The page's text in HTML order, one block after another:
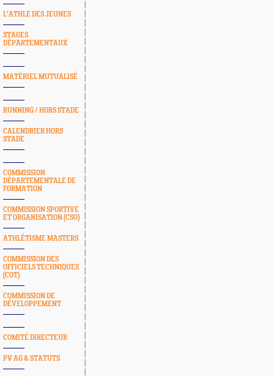
L'ATHLE DES JEUNES
STAGES
DÉPARTEMENTAUX
MATÉRIEL MUTUALISÉ
RUNNING / HORS STADE
CALENDRIER HORS
STADE
COMMISSION
DÉPARTEMENTALE DE
FORMATION
COMMISSION SPORTIVE
ET ORGANISATION (CSO)
ATHLÉTISME MASTERS
COMMISSION DES
OFFICIELS TECHNIQUES
(COT)
COMMISSION DE
DÉVELOPPEMENT
COMITÉ DIRECTEUR
PV AG & STATUTS